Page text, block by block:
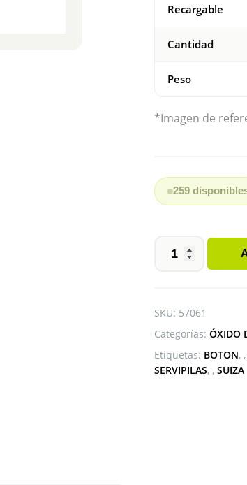
Recargable
Cantidad
Peso
*Imagen de
259
PILA
SR721SW
cantidad
SKU: 57061
Categorías: ÓXIDO
Etiquetas: BOTON ,
SERVIPILAS , SUIZA